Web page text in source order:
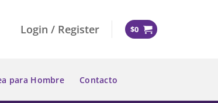
Login / Register $0
para Hombre Contacto